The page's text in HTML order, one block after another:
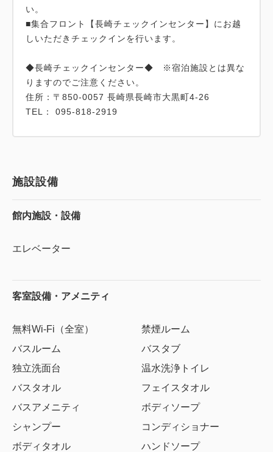
い。
■集合フロント【長崎チェックインセンター】にお越
しいただきチェックインを行います。
◆長崎チェックインセンター◆ ※宿泊施設とは異な
りますのでご注意ください。
住所：〒850-0057 長崎県長崎市大黒町4-26
TEL： 095-818-2919
施設設備
館内施設・設備
エレベーター
客室設備・アメニティ
無料Wi-Fi（全室）
禁煙ルーム
バスルーム
バスタブ
独立洗面台
温水洗浄トイレ
バスタオル
フェイスタオル
バスアメニティ
ボディソープ
シャンプー
コンディショナー
ボディタオル
ハンドソープ